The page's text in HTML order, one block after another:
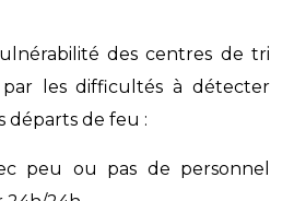
des centres de tri
les difficultés à détecter
départs de feu :
peu ou pas de personnel